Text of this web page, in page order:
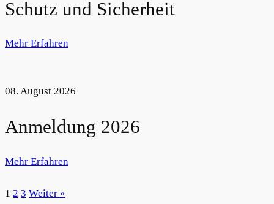
Schutz und Sicherheit
Mehr Erfahren
08. August 2026
Anmeldung 2026
Mehr Erfahren
1 2 3 Weiter »